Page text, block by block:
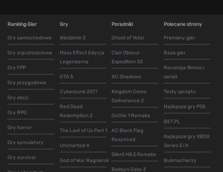
Ranking Gier
Gry samochodowe
Gry zręcznościowe
Gry FPP
Gry przygodowe
Gry akcji
Gry RPG
Gry horror
Gry symulatory
Gry survival
Gry
Wiedźmin 3
Mass Effect Edycja
Legendarna
GTA 5
Cyberpunk 2077
Red Dead
Redemption 2
The Last of Us Part 1
Uncharted 4
God of War Ragnarok
Poradniki
Ghost of Yotei
Clair Obscur
Expedition 33
AC Shadows
Kingdom Come
Deliverance 2
Gothic 1 Remake
AC Black Flag
Resynced
Silent Hill 2 Remake
Baldurs Gate 3
Polecane strony
Premiery gier
Baza gier
Recenzje filmów i
seriali
Testy sprzętu
Najlepsze gry PS5
BET.PL
Najlepsze gry XBOX
Series S i X
Bukmacherzy